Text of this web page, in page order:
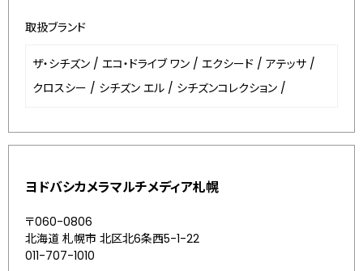
取扱ブランド
ザ・シチズン / エコ・ドライブ ワン / エクシード / アテッサ /
クロスシー / シチズン エル / シチズンコレクション /
ヨドバシカメラマルチメディア札幌
〒060-0806
北海道 札幌市 北区北6条西5-1-22
011-707-1010